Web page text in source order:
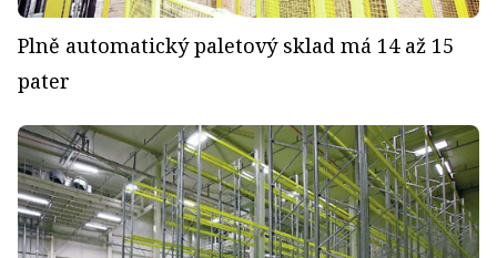
Plně automatický paletový sklad má 14 až 15
pater